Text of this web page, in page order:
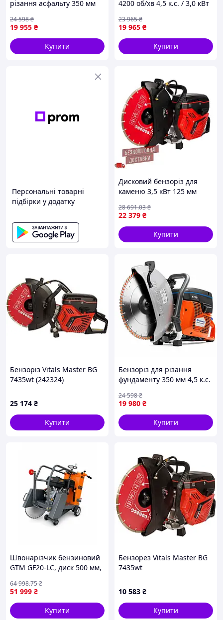
різання асфальту 350 мм
бензиновий бензоріз для
бордюрів
19 955 ₴
24 598₴
Купити
4200 об/хв 4,5 к.с. / 3,0 кВт
асфальту бензоріз по
бетону
19 965 ₴
23 965₴
Купити
Персональні товарні
підбірки у додатку
Дисковий бензоріз для
каменю 3,5 кВт 125 мм
бензиновий різак для
будівельних робіт
22 379 ₴
28 691.03₴
Купити
Бензоріз Vitals Master BG
7435wt (242324)
25 174 ₴
Купити
Бензоріз для різання
фундаменту 350 мм 4,5 к.с.
бензиновий різак для
залізобетону
19 980 ₴
24 598₴
Купити
Швонарізчик бензиновий
GTM GF20-LC, диск 500 мм,
с.
51 999 ₴
64 998.75₴
Купити
Бензорез Vitals Master BG
7435wt
10 583 ₴
Купити